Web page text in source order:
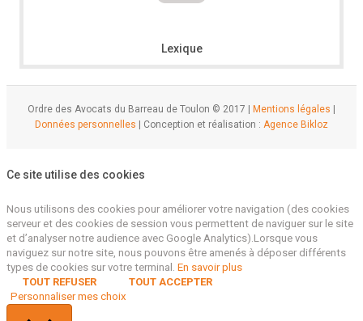
Lexique
Ordre des Avocats du Barreau de Toulon © 2017 | Mentions légales
Données personnelles | Conception et réalisation : Agence Bikloz
Ce site utilise des cookies
Nous utilisons des cookies pour améliorer votre navigation (des cookies
serveur et des cookies de session vous permettent de naviguer sur le site
et d’analyser notre audience avec Google Analytics).Lorsque vous
naviguez sur notre site, nous pouvons être amenés à déposer différents
types de cookies sur votre terminal. En savoir plus
TOUT REFUSER
TOUT ACCEPTER
Personnaliser mes choix